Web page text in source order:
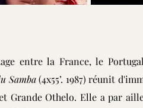
entre la France, le
Samba(4x55’. 1987) réunit
Grande Othelo. Elle a par